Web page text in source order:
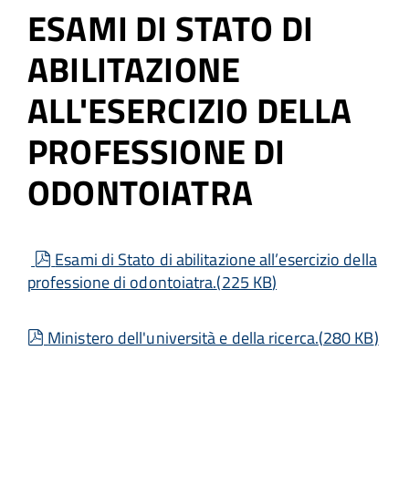
ESAMI DI STATO DI
ABILITAZIONE
ALL'ESERCIZIO DELLA
PROFESSIONE DI
ODONTOIATRA
pdf
Esami di Stato di abilitazione all’esercizio della
professione di odontoiatra.(225 KB)
pdf
Ministero dell'università e della ricerca.(280 KB)